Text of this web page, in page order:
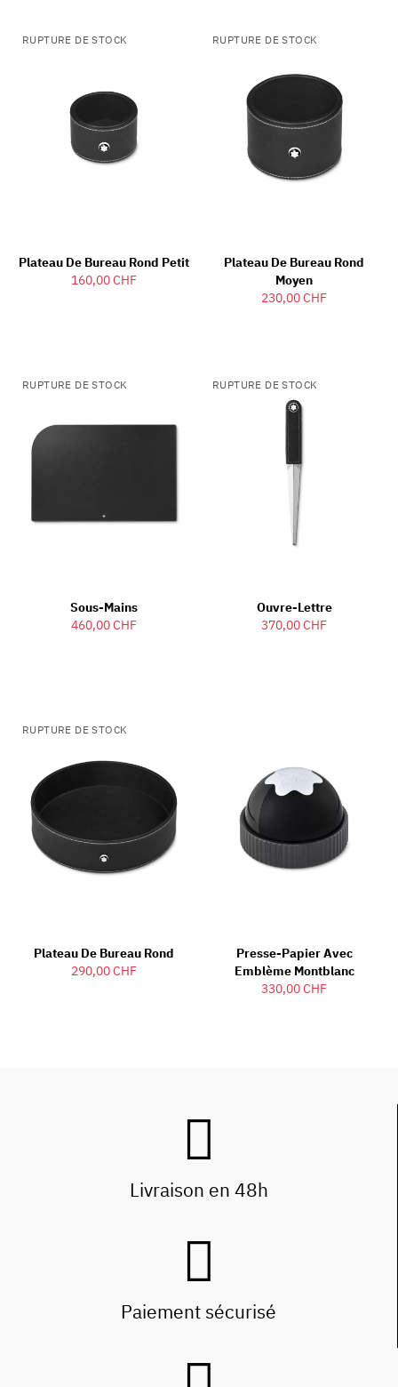
RUPTURE DE STOCK
Plateau De Bureau Rond Petit
160,00 CHF
RUPTURE DE STOCK
Plateau De Bureau Rond
Moyen
230,00 CHF
RUPTURE DE STOCK
Sous-Mains
460,00 CHF
RUPTURE DE STOCK
Ouvre-Lettre
370,00 CHF
RUPTURE DE STOCK
Plateau De Bureau Rond
290,00 CHF
Presse-Papier Avec
Emblème Montblanc
330,00 CHF
Livraison en 48h
Paiement sécurisé